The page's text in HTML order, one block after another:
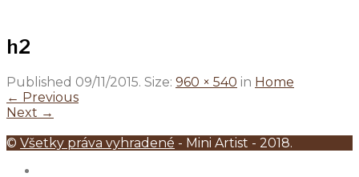
h2
Published 09/11/2015. Size: 960 × 540 in Home
← Previous
Next →
© Všetky práva vyhradené - Mini Artist - 2018.